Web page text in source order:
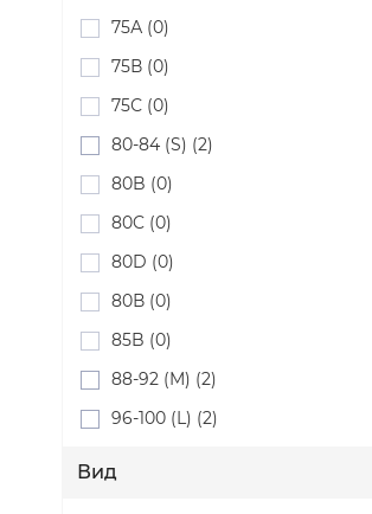
75А (0)
75В (0)
75С (0)
80-84 (S) (2)
80B (0)
80C (0)
80D (0)
80В (0)
85B (0)
88-92 (M) (2)
96-100 (L) (2)
Вид